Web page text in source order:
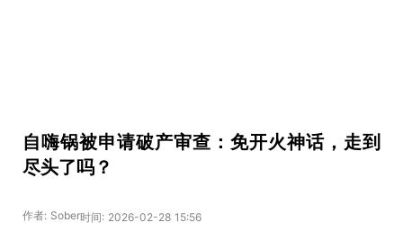
自嗨锅被申请破产审查：免开火神话，走到
尽头了吗？
作者: Sober时间: 2026-02-28 15:56